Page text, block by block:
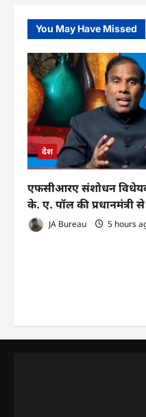
You May Have Missed
देश
एफसीआरए संशोधन
के. ए. पॉल की प्रधानमंत्री
JA Bureau 5 hours